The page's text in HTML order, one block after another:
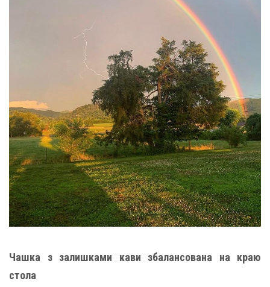
Чашка з залишками кави збалансована на краю
стола